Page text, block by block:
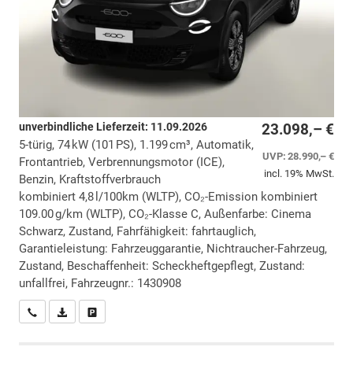
23.098,– €
UVP:28.990,– €
incl. 19% MwSt.
unverbindliche Lieferzeit: 11.09.2026
5-türig, 74 kW (101 PS), 1.199 cm³, Automatik,
Frontantrieb, Verbrennungsmotor (ICE),
Benzin, Kraftstoffverbrauch
kombiniert 4,8 l/100km (WLTP), CO₂-Emission kombiniert
109.00 g/km (WLTP), CO₂-Klasse C, Außenfarbe: Cinema
Schwarz, Zustand, Fahrfähigkeit: fahrtauglich,
Garantieleistung: Fahrzeuggarantie, Nichtraucher-Fahrzeug,
Zustand, Beschaffenheit: Scheckheftgepflegt, Zustand:
unfallfrei, Fahrzeugnr.: 1430908
Wir rufen Sie anPDF-Datei, Fahrzeugexposé drucken